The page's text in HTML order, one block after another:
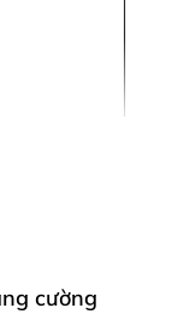
cường